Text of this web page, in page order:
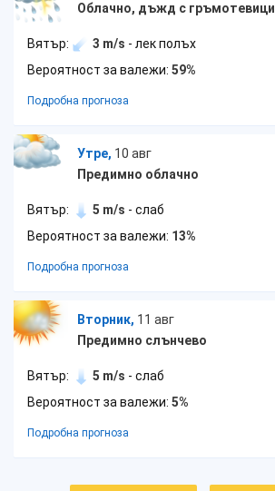
Облачно, дъжд с гръмотевици
Вятър: 3 m/s - лек полъх
Вероятност за валежи: 59%
Подробна прогноза
Утре, 10 авг
Предимно облачно
Вятър: 5 m/s - слаб
Вероятност за валежи: 13%
Подробна прогноза
Вторник, 11 авг
Предимно слънчево
Вятър: 5 m/s - слаб
Вероятност за валежи: 5%
Подробна прогноза